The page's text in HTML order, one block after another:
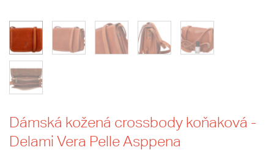
Dámská kožená crossbody koňaková -
Delami Vera Pelle Asppena